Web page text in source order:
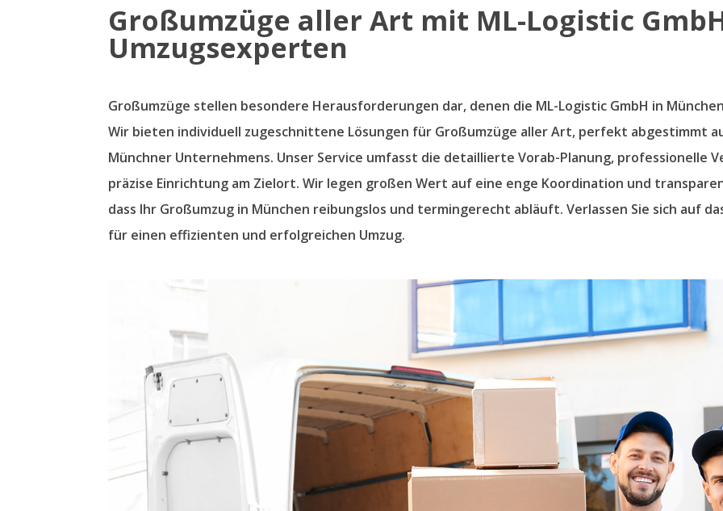
Großumzüge aller Art mit ML-Logistic
Umzugsexperten
Großumzüge stellen besondere Herausforderungen dar, denen die ML-Logistic GmbH in
Wir bieten individuell zugeschnittene Lösungen für Großumzüge aller Art, perfekt abgestimmt
Münchner Unternehmens. Unser Service umfasst die detaillierte Vorab-Planung, professionelle
präzise Einrichtung am Zielort. Wir legen großen Wert auf eine enge Koordination und
dass Ihr Großumzug in München reibungslos und termingerecht abläuft. Verlassen Sie sich auf
für einen effizienten und erfolgreichen Umzug.